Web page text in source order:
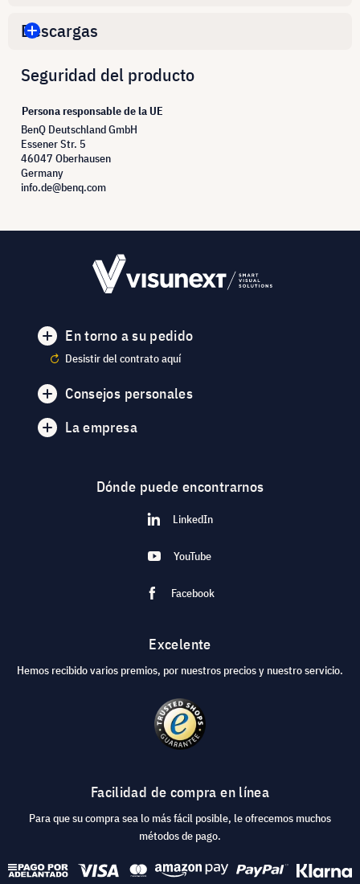
Descargas
Seguridad del producto
Persona responsable de la UE
BenQ Deutschland GmbH
Essener Str. 5
46047 Oberhausen
Germany
info.de@benq.com
En torno a su pedido
Desistir del contrato aquí
Consejos personales
La empresa
Dónde puede encontrarnos
LinkedIn
YouTube
Facebook
Excelente
Hemos recibido varios premios, por nuestros precios y nuestro servicio.
Facilidad de compra en línea
Para que su compra sea lo más fácil posible, le ofrecemos muchos
métodos de pago.